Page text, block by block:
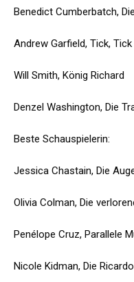
Benedict Cumberbatch,
Andrew Garfield, Tick,
Will Smith, König Richard
Denzel Washington, Die
Beste Schauspielerin:
Jessica Chastain, Die
Olivia Colman, Die
Penélope Cruz, Parallele
Nicole Kidman, Die